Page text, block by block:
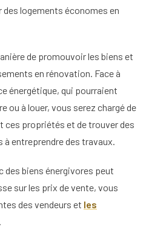
des logements économes en
de promouvoir les biens et
en rénovation. Face à
énergétique, qui pourraient
ou à louer, vous serez chargé de
propriétés et de trouver des
entreprendre des travaux.
des biens énergivores peut
sur les prix de vente, vous
des vendeurs et les
.